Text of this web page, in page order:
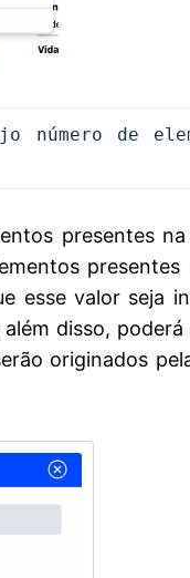
de
presentes
presentes
esse valor seja
disso, poderá
originados